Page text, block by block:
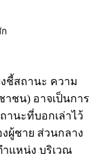
สถานะ ความ
ชน) อาจเป็นการ
านะที่บอกเล่าไว้
ผู้ชาย ส่วนกลาง
ำแหน่ง บริเวณ